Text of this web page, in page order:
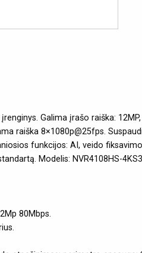
Galima įrašo raiška: 12MP,
raiška 8×1080p@25fps.
funkcijos: AI, veido
Modelis: NVR4108HS-
80Mbps.